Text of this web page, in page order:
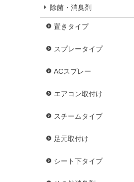
除菌・消臭剤
置きタイプ
スプレータイプ
ACスプレー
エアコン取付け
スチームタイプ
足元取付け
シート下タイプ